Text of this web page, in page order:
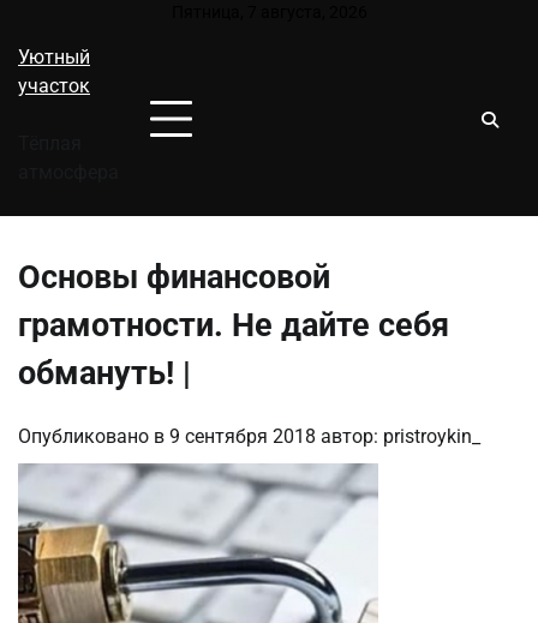
содержимому
Уютный
участок
Основы финансовой
грамотности. Не дайте себя
обмануть! |
Опубликовано в 9 сентября 2018 автор: pristroykin_